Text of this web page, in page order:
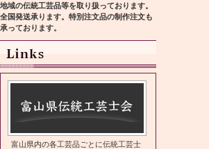
地域の伝統工芸品等を取り扱っております。
全国発送承ります。特別注文品の制作注文も
承っております。
富山県内の各工芸品ごとに伝統工芸士